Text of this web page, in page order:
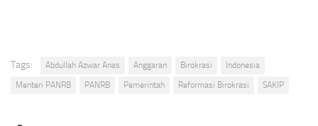
Tags: Abdullah Azwar Anas Anggaran Birokrasi
Indonesia
Menteri PANRB
PANRB Pemerintah Reformasi Birokrasi SAKIP